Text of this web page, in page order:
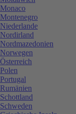
Monaco
Montenegro
Niederlande
Nordirland
Nordmazedonien
Norwegen
Österreich
Polen
Portugal
Rumänien
Schottland
Schweden